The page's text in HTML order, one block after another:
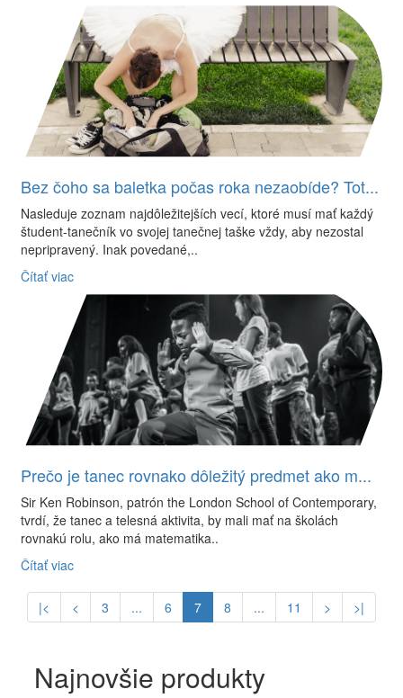
Bez čoho sa baletka počas roka nezaobíde? Tot...
Nasleduje zoznam najdôležitejších vecí, ktoré musí mať každý
študent-tanečník vo svojej tanečnej taške vždy, aby nezostal
nepripravený. Inak povedané,..
Čítať viac
Prečo je tanec rovnako dôležitý predmet ako m...
Sir Ken Robinson, patrón the London School of Contemporary,
tvrdí, že tanec a telesná aktivita, by mali mať na školách
rovnakú rolu, ako má matematika..
Čítať viac
|< < 3 ... 6 7 8 ... 11 > >|
Najnovšie produkty